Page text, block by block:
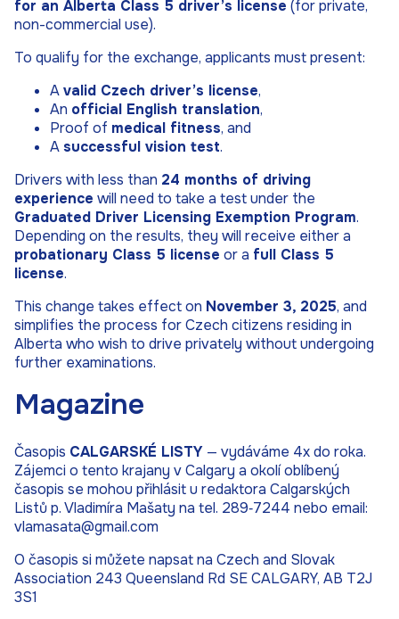
for an Alberta Class 5 driver’s license (for private,
non-commercial use).
To qualify for the exchange, applicants must present:
Avalid Czech driver’s license,
An official English translation,
Proof of medical fitness, and
Asuccessful vision test.
Drivers with less than 24 months of driving
experience will need to take a test under the
Graduated Driver Licensing Exemption Program.
Depending on the results, they will receive either a
probationary Class 5 license or a full Class 5
license.
This change takes effect on November 3, 2025, and
simplifies the process for Czech citizens residing in
Alberta who wish to drive privately without undergoing
further examinations.
Magazine
Časopis CALGARSKÉ LISTY — vydáváme 4x do roka.
Zájemci o tento krajany v Calgary a okolí oblíbený
časopis se mohou přihlásit u redaktora Calgarských
Listů p. Vladimíra Mašaty na tel. 289‑7244 nebo email:
vlamasata@gmail.com
O časopis si můžete napsat na Czech and Slovak
Association 243 Queensland Rd SE CALGARY, AB T2J
3S1